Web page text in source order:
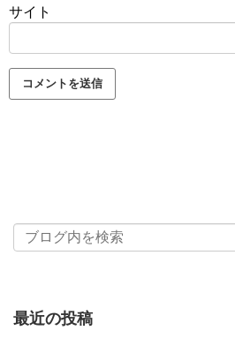
サイト
最近の投稿